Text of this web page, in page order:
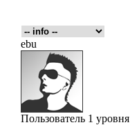
ebu
Пользователь 1 уровня